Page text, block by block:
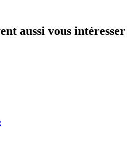
aussi vous intéresser